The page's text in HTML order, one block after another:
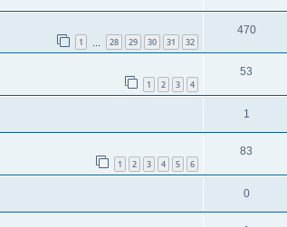
1 28 29 30 31 32
470
1 2 3 4
53
1
1 2 3 4 5 6
83
0